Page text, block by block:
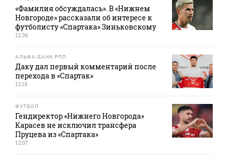
«Фамилия обсуждалась». В «Нижнем
Новгороде» рассказали об интересе к
футболисту «Спартака» Зиньковскому
12:36
АЛЬФА-БАНК РПЛ
Даку дал первый комментарий после
перехода в «Спартак»
12:18
ФУТБОЛ
Гендиректор «Нижнего Новгорода»
Карасев не исключил трансфера
Пруцева из «Спартака»
12:07